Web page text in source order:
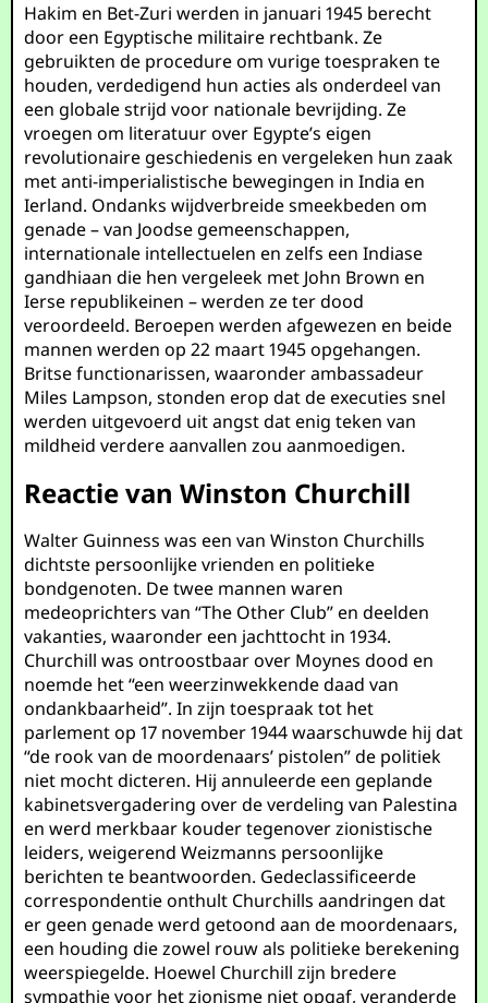
Hakim en Bet-Zuri werden in januari 1945 berecht
door een Egyptische militaire rechtbank. Ze
gebruikten de procedure om vurige toespraken te
houden, verdedigend hun acties als onderdeel van
een globale strijd voor nationale bevrijding. Ze
vroegen om literatuur over Egypte’s eigen
revolutionaire geschiedenis en vergeleken hun zaak
met anti-imperialistische bewegingen in India en
Ierland. Ondanks wijdverbreide smeekbeden om
genade – van Joodse gemeenschappen,
internationale intellectuelen en zelfs een Indiase
gandhiaan die hen vergeleek met John Brown en
Ierse republikeinen – werden ze ter dood
veroordeeld. Beroepen werden afgewezen en beide
mannen werden op 22 maart 1945 opgehangen.
Britse functionarissen, waaronder ambassadeur
Miles Lampson, stonden erop dat de executies snel
werden uitgevoerd uit angst dat enig teken van
mildheid verdere aanvallen zou aanmoedigen.
Reactie van Winston Churchill
Walter Guinness was een van Winston Churchills
dichtste persoonlijke vrienden en politieke
bondgenoten. De twee mannen waren
medeoprichters van “The Other Club” en deelden
vakanties, waaronder een jachttocht in 1934.
Churchill was ontroostbaar over Moynes dood en
noemde het “een weerzinwekkende daad van
ondankbaarheid”. In zijn toespraak tot het
parlement op 17 november 1944 waarschuwde hij dat
“de rook van de moordenaars’ pistolen” de politiek
niet mocht dicteren. Hij annuleerde een geplande
kabinetsvergadering over de verdeling van Palestina
en werd merkbaar kouder tegenover zionistische
leiders, weigerend Weizmanns persoonlijke
berichten te beantwoorden. Gedeclassificeerde
correspondentie onthult Churchills aandringen dat
er geen genade werd getoond aan de moordenaars,
een houding die zowel rouw als politieke berekening
weerspiegelde. Hoewel Churchill zijn bredere
sympathie voor het zionisme niet opgaf, veranderde